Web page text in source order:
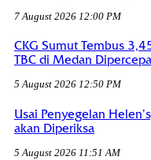
7 August 2026 12:00 PM
CKG Sumut Tembus
TBC di Medan
5 August 2026 12:50 PM
Usai Penyegelan
akan Diperiksa
5 August 2026 11:51 AM